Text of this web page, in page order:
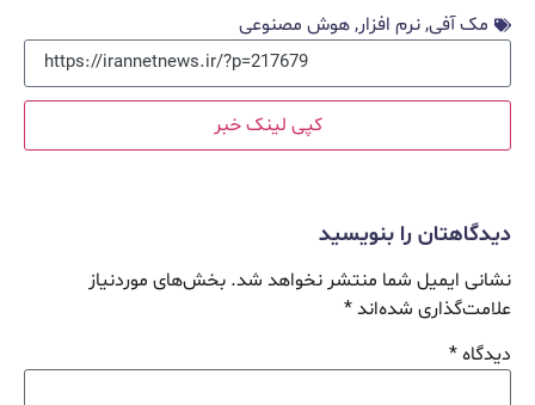
مک آفی,نرم افزار,هوش مصنوعی
کپی لینک خبر
دیدگاهتان را بنویسید
نشانی ایمیل شما منتشر نخواهد شد. بخش‌های موردنیاز
علامت‌گذاری شده‌اند*
دیدگاه*